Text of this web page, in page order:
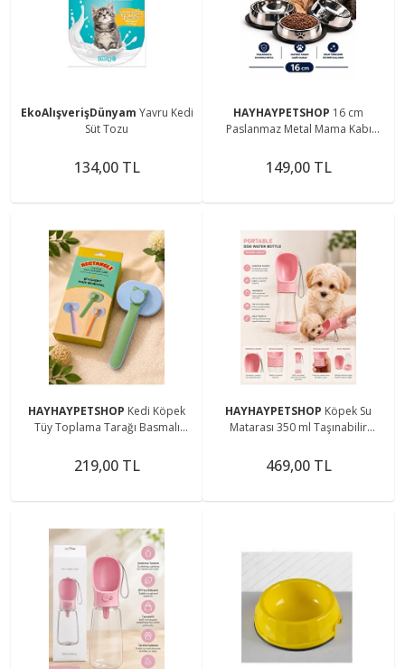
EkoAlışverişDünyam Yavru Kedi
Süt Tozu
134,00 TL
HAYHAYPETSHOP 16 cm
Paslanmaz Metal Mama Kabı
Dayanıklı Uzun Ömürlü
149,00 TL
HAYHAYPETSHOP Kedi Köpek
Tüy Toplama Tarağı Basmalı
Masaj Fırçası Renkli Seri Kutulu
219,00 TL
HAYHAYPETSHOP Köpek Su
Matarası 350 ml Taşınabilir
Kedi Köpek Suluk
469,00 TL